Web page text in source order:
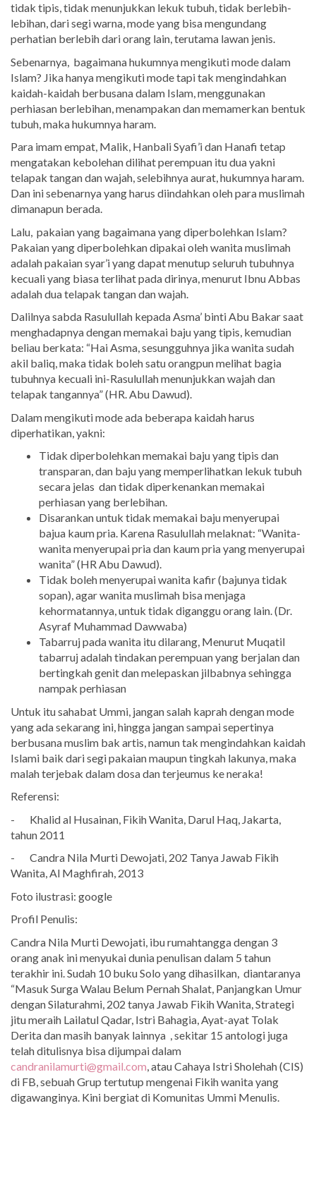
tidak tipis, tidak menunjukkan lekuk tubuh, tidak berlebih-
lebihan, dari segi warna, mode yang bisa mengundang
perhatian berlebih dari orang lain, terutama lawan jenis.
Sebenarnya, bagaimana hukumnya mengikuti mode dalam
Islam? Jika hanya mengikuti mode tapi tak mengindahkan
kaidah-kaidah berbusana dalam Islam, menggunakan
perhiasan berlebihan, menampakan dan memamerkan bentuk
tubuh, maka hukumnya haram.
Para imam empat, Malik, Hanbali Syafi’i dan Hanafi tetap
mengatakan kebolehan dilihat perempuan itu dua yakni
telapak tangan dan wajah, selebihnya aurat, hukumnya haram.
Dan ini sebenarnya yang harus diindahkan oleh para muslimah
dimanapun berada.
Lalu, pakaian yang bagaimana yang diperbolehkan Islam?
Pakaian yang diperbolehkan dipakai oleh wanita muslimah
adalah pakaian syar’i yang dapat menutup seluruh tubuhnya
kecuali yang biasa terlihat pada dirinya, menurut Ibnu Abbas
adalah dua telapak tangan dan wajah.
Dalilnya sabda Rasulullah kepada Asma’ binti Abu Bakar saat
menghadapnya dengan memakai baju yang tipis, kemudian
beliau berkata: “Hai Asma, sesungguhnya jika wanita sudah
akil baliq, maka tidak boleh satu orangpun melihat bagia
tubuhnya kecuali ini-Rasulullah menunjukkan wajah dan
telapak tangannya” (HR. Abu Dawud).
Dalam mengikuti mode ada beberapa kaidah harus
diperhatikan, yakni:
Tidak diperbolehkan memakai baju yang tipis dan
transparan, dan baju yang memperlihatkan lekuk tubuh
secara jelas dan tidak diperkenankan memakai
perhiasan yang berlebihan.
Disarankan untuk tidak memakai baju menyerupai
bajua kaum pria. Karena Rasulullah melaknat: “Wanita-
wanita menyerupai pria dan kaum pria yang menyerupai
wanita” (HR Abu Dawud).
Tidak boleh menyerupai wanita kafir (bajunya tidak
sopan), agar wanita muslimah bisa menjaga
kehormatannya, untuk tidak diganggu orang lain. (Dr.
Asyraf Muhammad Dawwaba)
Tabarruj pada wanita itu dilarang, Menurut Muqatil
tabarruj adalah tindakan perempuan yang berjalan dan
bertingkah genit dan melepaskan jilbabnya sehingga
nampak perhiasan
Untuk itu sahabat Ummi, jangan salah kaprah dengan mode
yang ada sekarang ini, hingga jangan sampai sepertinya
berbusana muslim bak artis, namun tak mengindahkan kaidah
Islami baik dari segi pakaian maupun tingkah lakunya, maka
malah terjebak dalam dosa dan terjeumus ke neraka!
Referensi:
- Khalid al Husainan, Fikih Wanita, Darul Haq, Jakarta,
tahun 2011
- Candra Nila Murti Dewojati, 202 Tanya Jawab Fikih
Wanita, Al Maghfirah, 2013
Foto ilustrasi: google
Profil Penulis:
Candra Nila Murti Dewojati, ibu rumahtangga dengan 3
orang anak ini menyukai dunia penulisan dalam 5 tahun
terakhir ini. Sudah 10 buku Solo yang dihasilkan, diantaranya
“Masuk Surga Walau Belum Pernah Shalat, Panjangkan Umur
dengan Silaturahmi, 202 tanya Jawab Fikih Wanita, Strategi
jitu meraih Lailatul Qadar, Istri Bahagia, Ayat-ayat Tolak
Derita dan masih banyak lainnya , sekitar 15 antologi juga
telah ditulisnya bisa dijumpai dalam
candranilamurti@gmail.com, atau Cahaya Istri Sholehah (CIS)
di FB, sebuah Grup tertutup mengenai Fikih wanita yang
digawanginya. Kini bergiat di Komunitas Ummi Menulis.